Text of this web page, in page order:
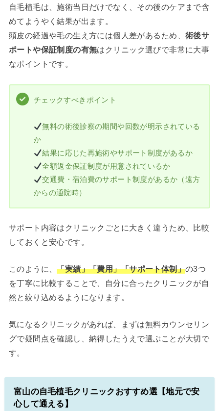
自毛植毛は、施術当日だけでなく、その後のケアまで含
めてようやく結果が出ます。
頭皮の経過や毛の生え方には個人差があるため、 術後サ
ポートや保証制度の有無はクリニック選びで非常に大事
なポイントです。
チェックすべきポイント
無料の術後診察の期間や回数が明示されている
か
結果に応じた再施術やサポート制度があるか
全額返金保証制度が用意されているか
交通費・宿泊費のサポート制度があるか（遠方
からの通院時）
サポート内容はクリニックごとに大きく違うため、比較
しておくと安心です。
このように、「実績」「費用」「サポート体制」の3つ
を丁寧に比較することで、自分に合ったクリニックが自
然と絞り込めるようになります。
気になるクリニックがあれば、まずは無料カウンセリン
グで疑問点を確認し、納得したうえで選ぶことが大切で
す。
富山の自毛植毛クリニックおすすめ選【地元で安
心して通える】